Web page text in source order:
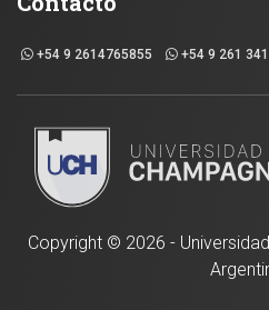
+54 9 2614765855 +54 9 261
Copyright © 2026 -